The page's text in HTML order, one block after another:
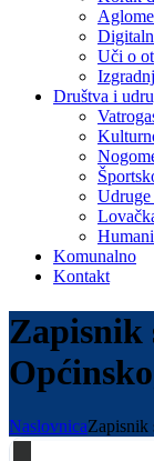
Uči o
Društva i
Komunalno
Kontakt
Zapisnik
NaslovnicaZapisnik